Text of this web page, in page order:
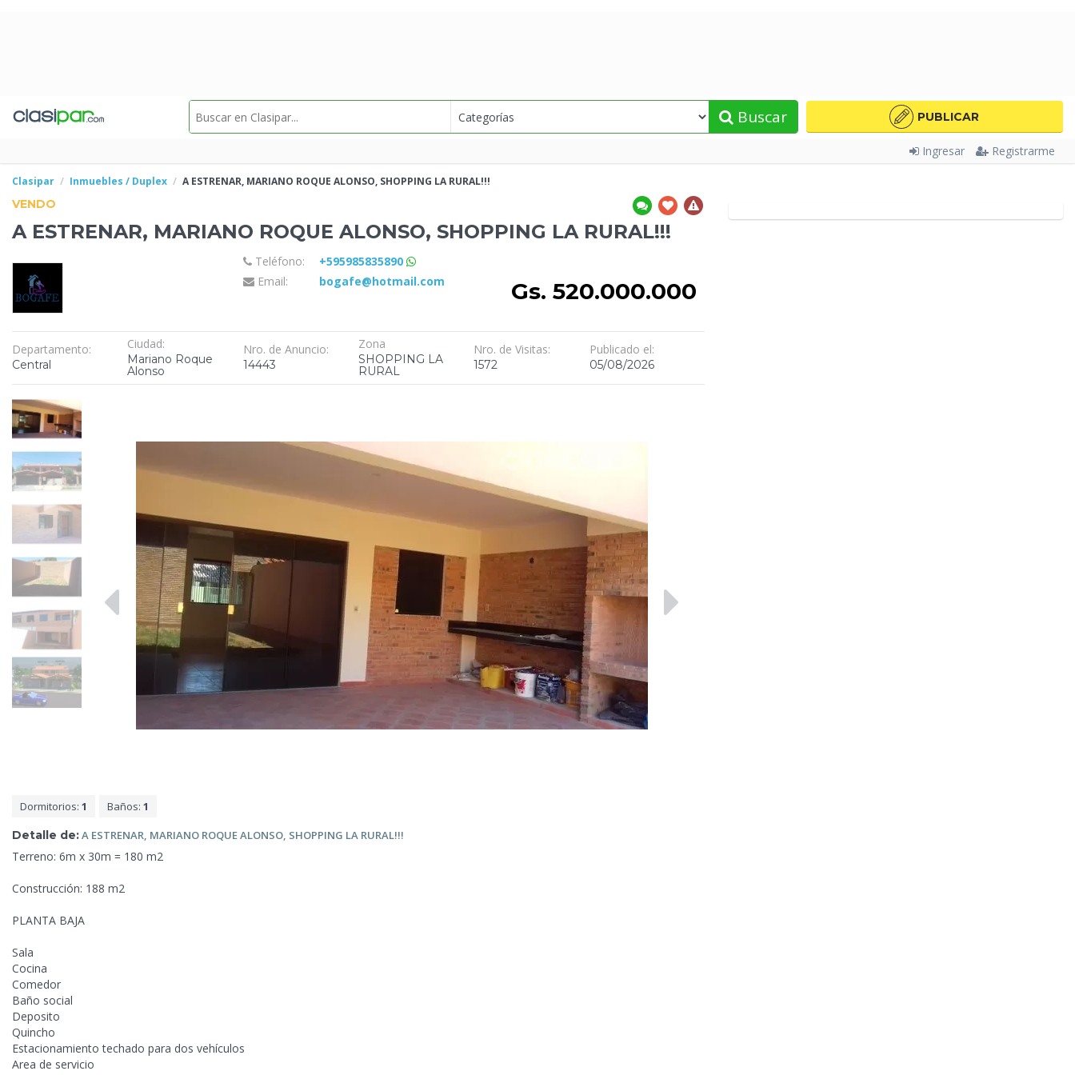
Buscar PUBLICAR
Ingresar Registrarme
Clasipar Inmuebles / Duplex A ESTRENAR, MARIANO ROQUE ALONSO, SHOPPING LA RURAL!!!
VENDO
A ESTRENAR, MARIANO ROQUE ALONSO, SHOPPING LA RURAL!!!
Teléfono:
+595985835890
Email:
bogafe@hotmail.com Gs. 520.000.000
Departamento:
Central
Ciudad:
Mariano Roque
Alonso
Nro. de Anuncio:
14443
Zona
SHOPPING LA
RURAL
Nro. de Visitas:
1572
Publicado el:
05/08/2026
Dormitorios: 1 Baños: 1
Detalle de:A ESTRENAR, MARIANO ROQUE ALONSO, SHOPPING LA RURAL!!!
Terreno: 6m x 30m = 180 m2
Construcción: 188 m2
PLANTA BAJA
Sala
Cocina
Comedor
Baño social
Deposito
Quincho
Estacionamientotechado para dos vehículos
Area de servicio